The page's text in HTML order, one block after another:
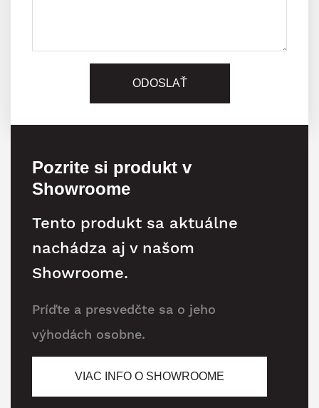
Pozrite si produkt v
Showroome
Tento produkt sa aktuálne
nachádza aj v našom
Showroome.
Príďte a presvedčte sa o jeho
výhodách osobne.
VIAC INFO O SHOWROOME